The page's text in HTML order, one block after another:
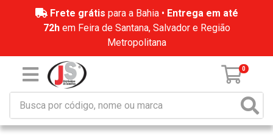
Frete grátis para a Bahia • Entrega em até
72hem Feira de Santana, Salvador e Região
Metropolitana
0